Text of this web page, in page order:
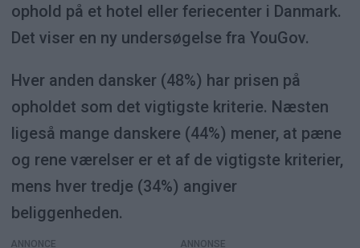
ophold på et hotel eller feriecenter i Danmark.
Det viser en ny undersøgelse fra YouGov.
Hver anden dansker (48%) har prisen på
opholdet som det vigtigste kriterie. Næsten
ligeså mange danskere (44%) mener, at pæne
og rene værelser er et af de vigtigste kriterier,
mens hver tredje (34%) angiver
beliggenheden.
ANNONCE